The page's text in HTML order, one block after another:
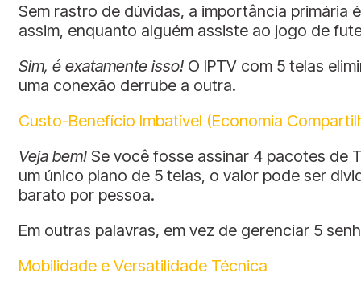
Sem rastro de dúvidas, a importância primária
assim, enquanto alguém assiste ao jogo de
Sim, é exatamente isso! O IPTV com 5 telas
uma conexão derrube a outra.
Custo-Benefício Imbatível (Economia
Veja bem! Se você fosse assinar 4 pacotes de
um único plano de 5 telas, o valor pode ser
barato por pessoa.
Em outras palavras, em vez de gerenciar 5
Mobilidade e Versatilidade Técnica